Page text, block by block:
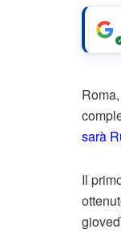
✓
sarà
Il